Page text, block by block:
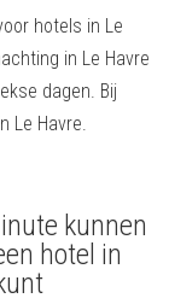
hotels in Le
in Le Havre
dagen. Bij
Le Havre.
kunnen
hotel in